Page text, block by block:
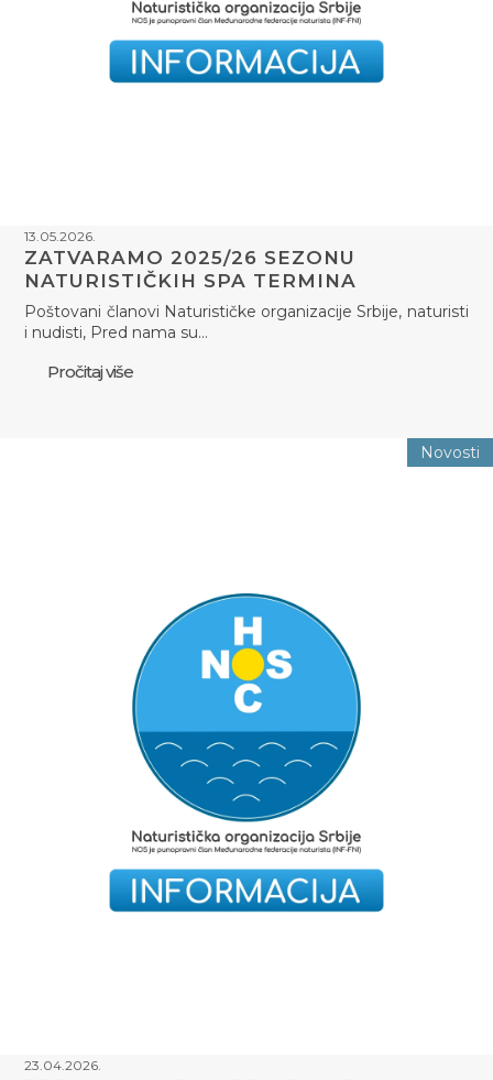
13.05.2026.
ZATVARAMO 2025/26 SEZONU
NATURISTIČKIH SPA TERMINA
Poštovani članovi Naturističke organizacije Srbije, naturisti
i nudisti, Pred nama su…
Pročitaj više
Novosti
23.04.2026.